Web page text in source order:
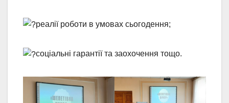
реалії роботи в умовах сьогодення;
соціальні гарантії та заохочення тощо.